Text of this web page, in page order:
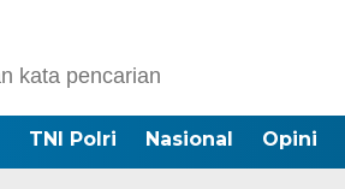
TNI Polri Nasional Opini